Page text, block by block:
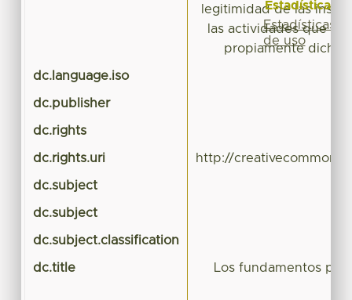
legitimidad de las
las actividades que
propiamente dicho
dc.language.iso
dc.publisher
dc.rights
dc.rights.uri http://
dc.subject
dc.subject
dc.subject.classification
dc.title Los fundamentos
Estadísticas
Estadísticas
de uso